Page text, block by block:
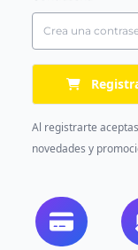
Al registrarte
novedades y